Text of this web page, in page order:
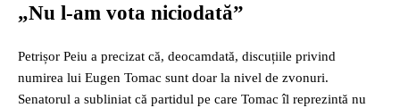
„Nu l-am vota niciodată”
Petrișor Peiu a precizat că, deocamdată, discuțiile privind
numirea lui Eugen Tomac sunt doar la nivel de zvonuri.
Senatorul a subliniat că partidul pe care Tomac îl reprezintă nu